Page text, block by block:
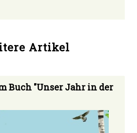
Artikel
Buch "Unser Jahr in der